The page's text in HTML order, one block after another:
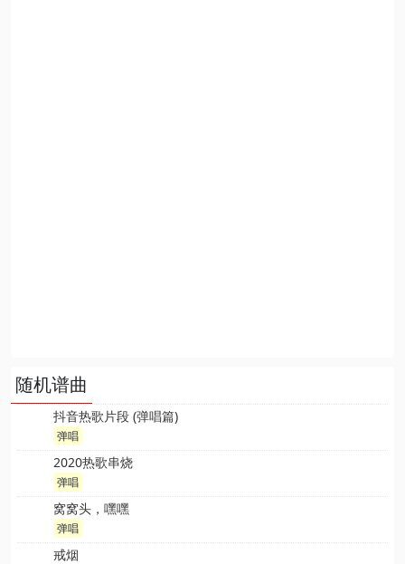
随机谱曲
抖音热歌片段 (弹唱篇)
弹唱
2020热歌串烧
弹唱
窝窝头，嘿嘿
弹唱
戒烟